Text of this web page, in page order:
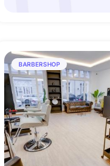
BARBERSHOP